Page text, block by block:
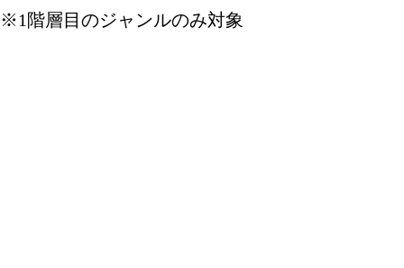
※1階層目のジャンルのみ対象